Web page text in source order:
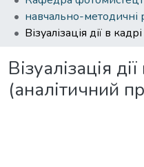
Візуалізація
(аналітичний